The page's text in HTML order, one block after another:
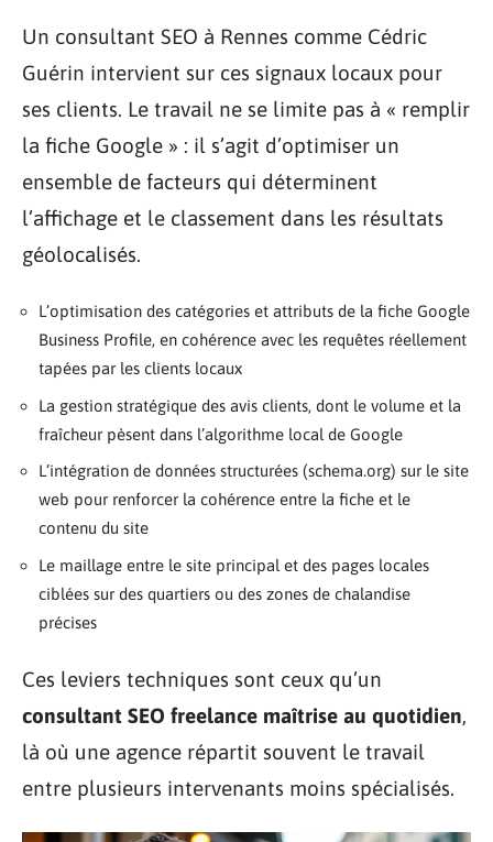
Un consultant SEO à Rennes comme Cédric
Guérin intervient sur ces signaux locaux pour
ses clients. Le travail ne se limite pas à « remplir
la fiche Google » : il s’agit d’optimiser un
ensemble de facteurs qui déterminent
l’affichage et le classement dans les résultats
géolocalisés.
L’optimisation des catégories et attributs de la fiche Google
Business Profile, en cohérence avec les requêtes réellement
tapées par les clients locaux
La gestion stratégique des avis clients, dont le volume et la
fraîcheur pèsent dans l’algorithme local de Google
L’intégration de données structurées (schema.org) sur le site
web pour renforcer la cohérence entre la fiche et le
contenu du site
Le maillage entre le site principal et des pages locales
ciblées sur des quartiers ou des zones de chalandise
précises
Ces leviers techniques sont ceux qu’un
consultant SEO freelance maîtrise au quotidien,
là où une agence répartit souvent le travail
entre plusieurs intervenants moins spécialisés.